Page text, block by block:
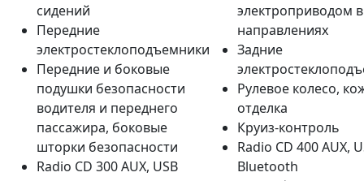
сидений
Передние
электростеклоподъемники
Передние и боковые
подушки безопасности
водителя и переднего
пассажира, боковые
шторки безопасности
Radio CD 300 AUX, USB
электроприводом
направлениях
Задние
Рулевое колесо,
отделка
Круиз-контроль
Radio CD 400 AUX,
Bluetooth